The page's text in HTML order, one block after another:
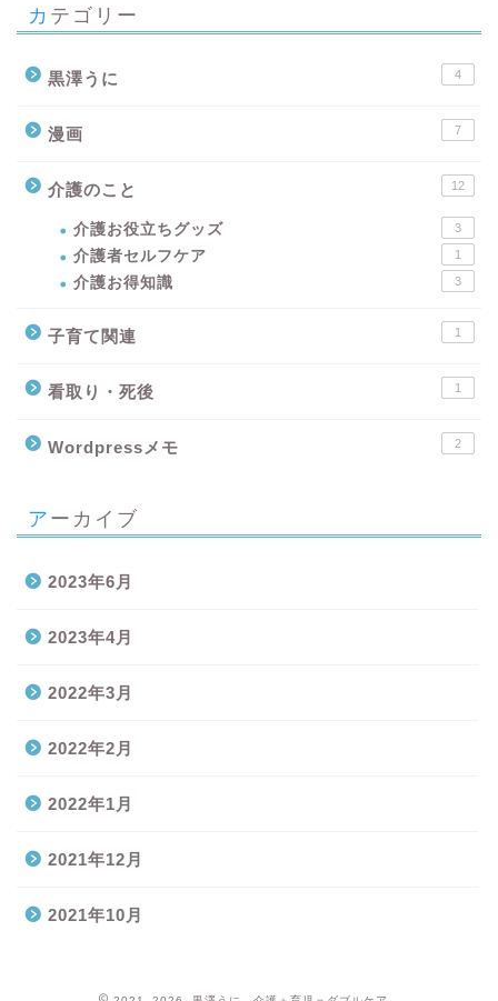
カテゴリー
黒澤うに 4
漫画 7
介護のこと 12
介護お役立ちグッズ 3
介護者セルフケア 1
介護お得知識 3
子育て関連 1
看取り・死後 1
Wordpressメモ 2
アーカイブ
2023年6月
2023年4月
2022年3月
2022年2月
2022年1月
2021年12月
2021年10月